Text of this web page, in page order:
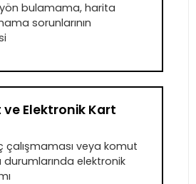
bulamama, harita
sorunlarının
Elektronik Kart
çalışmaması veya komut
durumlarında elektronik